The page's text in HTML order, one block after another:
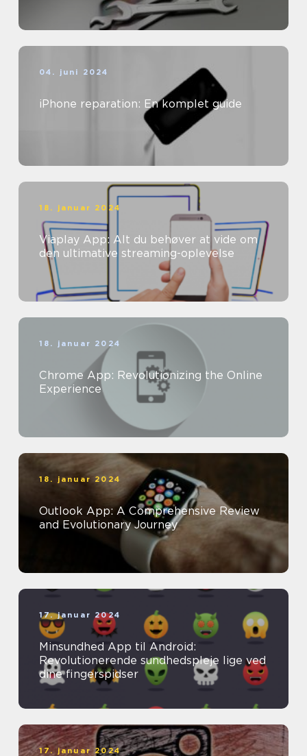
04. juni 2024
iPhone reparation: En komplet guide
18. januar 2024
Viaplay App: Alt du behøver at vide om
den ultimative streaming-oplevelse
18. januar 2024
Chrome App: Revolutionizing the Online
Experience
18. januar 2024
Outlook App: A Comprehensive Review
and Evolutionary Journey
17. januar 2024
Minsundhed App til Android:
Revolutionerende sundhedspleje lige ved
dine fingerspidser
17. januar 2024